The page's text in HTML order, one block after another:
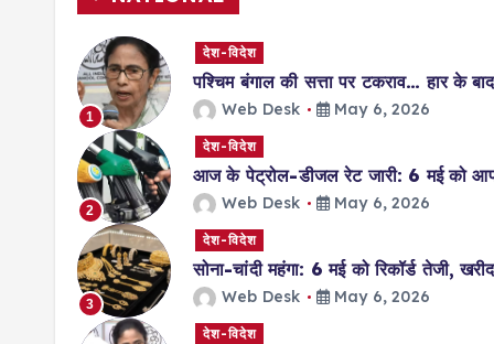
1
देश-विदेश
पश्चिम बंगाल की सत्ता पर टकराव… हार के
Web Desk May 6, 2026
2
देश-विदेश
आज के पेट्रोल-डीजल रेट जारी: 6 मई को
Web Desk May 6, 2026
3
देश-विदेश
सोना-चांदी महंगा: 6 मई को रिकॉर्ड तेजी,
Web Desk May 6, 2026
देश-विदेश